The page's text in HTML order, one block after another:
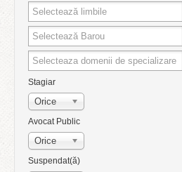
Stagiar
Orice
Avocat Public
Orice
Suspendat(ă)